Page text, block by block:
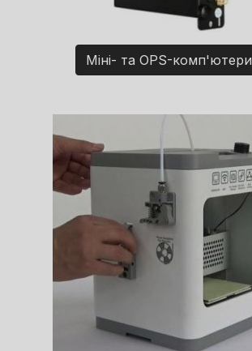
Міні- та OPS-комп'ютери